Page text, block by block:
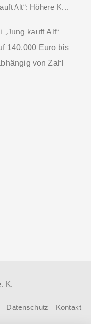
KfW-Förderung „Jung kauft Alt“: Höhere Kredite ab August 2026
„Jung kauft Alt“
140.000 Euro bis
von Zahl
bei 35 Jahren
sich
binnen
verbessern
Familien mit
für
/ „Jung kauft
die eine
mit einem
von
K.
Datenschutz Kontakt